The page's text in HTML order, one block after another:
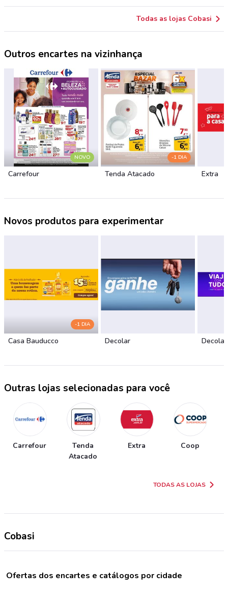
Todas as lojas Cobasi
Outros encartes na vizinhança
NOVO
Carrefour
-1 DIA
Tenda Atacado Extra
Novos produtos para experimentar
-1 DIA
Casa Bauducco Decolar Decolar
Outras lojas selecionadas para você
Carrefour
Tenda
Atacado
Extra Coop
TODAS AS LOJAS
Cobasi
Ofertas dos encartes e catálogos por cidade